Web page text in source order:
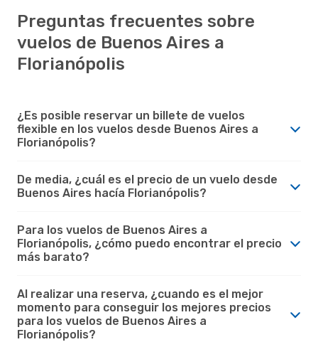
Preguntas frecuentes sobre
vuelos de Buenos Aires a
Florianópolis
¿Es posible reservar un billete de vuelos
flexible en los vuelos desde Buenos Aires a
Florianópolis?
De media, ¿cuál es el precio de un vuelo desde
Buenos Aires hacía Florianópolis?
Para los vuelos de Buenos Aires a
Florianópolis, ¿cómo puedo encontrar el precio
más barato?
Al realizar una reserva, ¿cuando es el mejor
momento para conseguir los mejores precios
para los vuelos de Buenos Aires a
Florianópolis?